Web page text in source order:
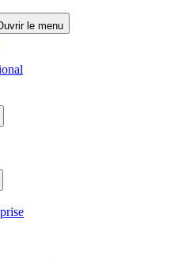
le menu